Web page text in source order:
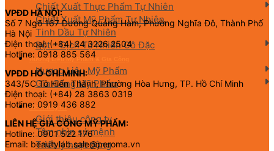
Chiết Xuất Thực Phẩm Tự Nhiên
Chiết Xuất Mỹ Phẩm Tự Nhiên
Tinh Dầu Tự Nhiên
Bột – Dịch Tự Nhiên Cô Đặc
Hương Liệu Mỹ Phẩm & Gia Công
Hương Liệu Mỹ Phẩm
Gia Công Mỹ Phẩm
Về chúng tôi
Giới thiệu công ty
Tầm nhìn sứ mệnh
Triết lý hoạt động
VPĐD HÀ NỘI:
Số 7 Ngõ 167 Dương Quảng Hàm, Phường Nghĩa Đô, Thành Phố
Hà Nội
Điện thoại: (+84) 24 3226 2504
Hotline: 0918 885 564
VPĐD HỒ CHÍ MINH:
343/5C Tô Hiến Thành, Phường Hòa Hưng, TP. Hồ Chí Minh
Điện thoại: (+84) 28 3863 0319
Hotline: 0919 436 882
LIÊN HỆ GIA CÔNG MỸ PHẨM:
Hotline: 0901 522 176
Email: beautylab.sale@peroma.vn